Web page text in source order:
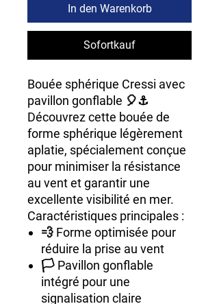
In den Warenkorb
Sofortkauf
Bouée sphérique Cressi avec
pavillon gonflable 🎈⚓
Découvrez cette bouée de
forme sphérique légèrement
aplatie, spécialement conçue
pour minimiser la résistance
au vent et garantir une
excellente visibilité en mer.
Caractéristiques principales :
💨 Forme optimisée pour
réduire la prise au vent
🏳️ Pavillon gonflable
intégré pour une
signalisation claire